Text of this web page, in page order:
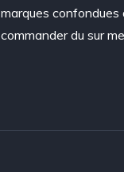
marques confondues
commander du sur